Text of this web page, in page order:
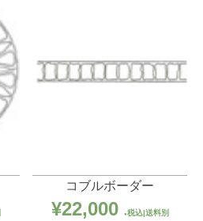
コブルボーダー
¥22,000 税込|送料別